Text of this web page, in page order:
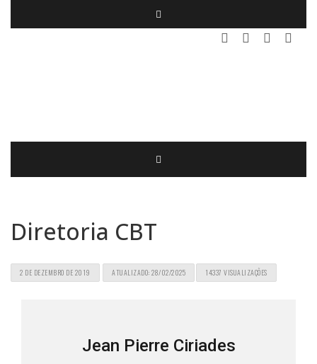
Diretoria CBT
2 DE DEZEMBRO DE 2019 ATUALIZADO: 28/02/2025 14337 VISUALIZAÇÕES
Jean Pierre Ciriades